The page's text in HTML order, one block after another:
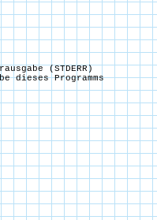
(STDERR)
  #PB_Program_Connect - verbindet die Ausgabe eines anderen Programms mit der Eingabe dieses Programms